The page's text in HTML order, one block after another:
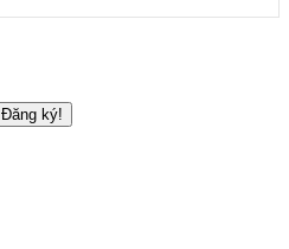
Đăng ký!